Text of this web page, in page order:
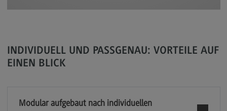
General Business Management
Modulangebot
Berufsperspektiven
Governance Sozialer Arbeit
INDIVIDUELL UND PASSGENAU: VORTEILE AUF
EINEN BLICK
Modular aufgebaut nach individuellen